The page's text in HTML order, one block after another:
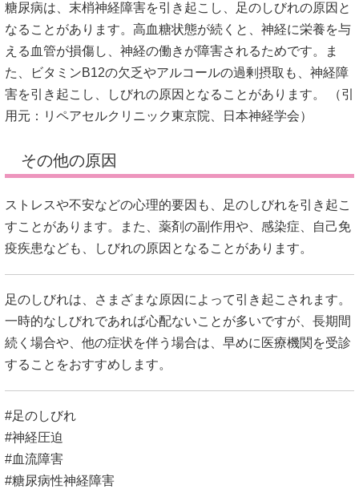
糖尿病は、末梢神経障害を引き起こし、足のしびれの原因と
なることがあります。 高血糖状態が続くと、神経に栄養を与
える血管が損傷し、神経の働きが障害されるためです。
ま
た、ビタミンB12の欠乏やアルコールの過剰摂取も、神経障
害を引き起こし、しびれの原因となることがあります。
（引
用元： リペアセルクリニック東京院、 日本神経学会）
その他の原因
ストレスや不安などの心理的要因も、足のしびれを引き起こ
すことがあります。
また、薬剤の副作用や、感染症、自己免
疫疾患なども、しびれの原因となることがあります。
足のしびれは、さまざまな原因によって引き起こされます。
一時的なしびれであれば心配ないことが多いですが、長期間
続く場合や、他の症状を伴う場合は、早めに医療機関を受診
することをおすすめします。
#足のしびれ
#神経圧迫
#血流障害
#糖尿病性神経障害